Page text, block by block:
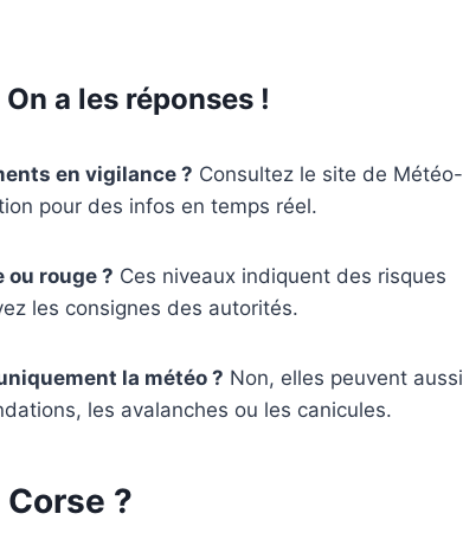
a les réponses !
en vigilance ? Consultez le site de Météo-
pour des infos en temps réel.
ou rouge ? Ces niveaux indiquent des risques
les consignes des autorités.
la météo ? Non, elles peuvent aussi
les avalanches ou les canicules.
?